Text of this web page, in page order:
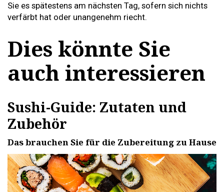
Sie es spätestens am nächsten Tag, sofern sich nichts
verfärbt hat oder unangenehm riecht.
Dies könnte Sie
auch interessieren
Sushi-Guide: Zutaten und
Zubehör
Das brauchen Sie für die Zubereitung zu Hause